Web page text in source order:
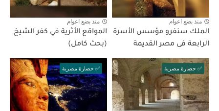
منذ بضع اعوام
الملك سنفرو مؤسس الأسرة
الرابعة فى مصر القديمة
منذ بضع اعوام
المواقع الأثرية في كفر الشيخ
(بحث كامل)
✅ حضارة مصرية ✅ حضارة مصرية